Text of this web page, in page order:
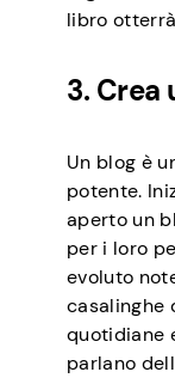
libro
3. Crea
Un blog è
potente.
aperto un
per i loro
evoluto
casalinghe
quotidiane
parlano